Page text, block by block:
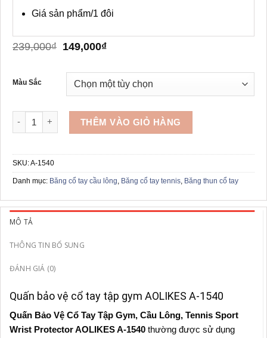
Giá sản phẩm/1 đôi
239,000₫ Giá
239,000₫.
149,000₫Giá
là:
149,000₫.
Màu Sắc
Quấn bảo vệ cổ tay tập gym AOLIKES A-1540 số lượng
THÊM VÀO GIỎ HÀNG
SKU:A-1540
Danh mục: Băng cổ tay cầu lông, Băng cổ tay tennis, Băng thun cổ tay
MÔ TẢ
THÔNG TIN BỔ SUNG
ĐÁNH GIÁ (0)
Quấn bảo vệ cổ tay tập gym AOLIKES A-1540
Quấn Bảo Vệ Cổ Tay Tập Gym, Cầu Lông, Tennis Sport
Wrist Protector AOLIKES A-1540thường được sử dụng